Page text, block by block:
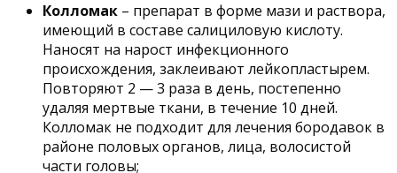
Колломак – препарат в форме мази и раствора,
имеющий в составе салициловую кислоту.
Наносят на нарост инфекционного
происхождения, заклеивают лейкопластырем.
Повторяют 2 — 3 раза в день, постепенно
удаляя мертвые ткани, в течение 10 дней.
Колломак не подходит для лечения бородавок в
районе половых органов, лица, волосистой
части головы;